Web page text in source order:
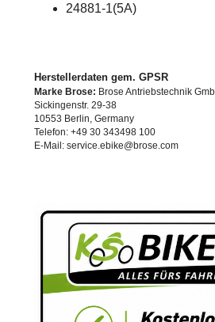
24881-1(5A)
Herstellerdaten gem. GPSR
Marke Brose: Brose Antriebstechnik
Sickingenstr. 29-38
10553 Berlin, Germany
Telefon: +49 30 343498 100
E-Mail: service.ebike@brose.com